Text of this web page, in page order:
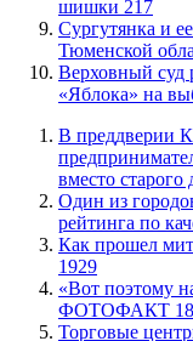
шишки 217
Сургутянка и
Тюменской
​Верховный суд
«Яблока» на
​В преддверии
вместо старого
Один из
рейтинга по
Как прошел
1929
«Вот поэтому
ФОТОФАКТ
Торговые